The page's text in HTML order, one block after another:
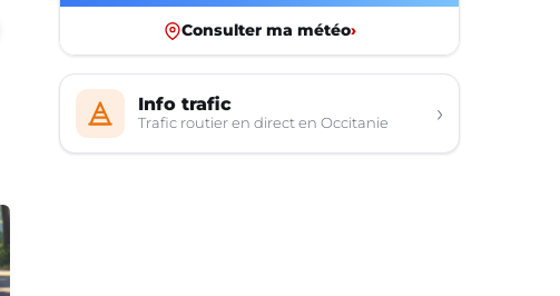
Consulter ma météo›
Info trafic
Trafic routier en direct en Occitanie ›